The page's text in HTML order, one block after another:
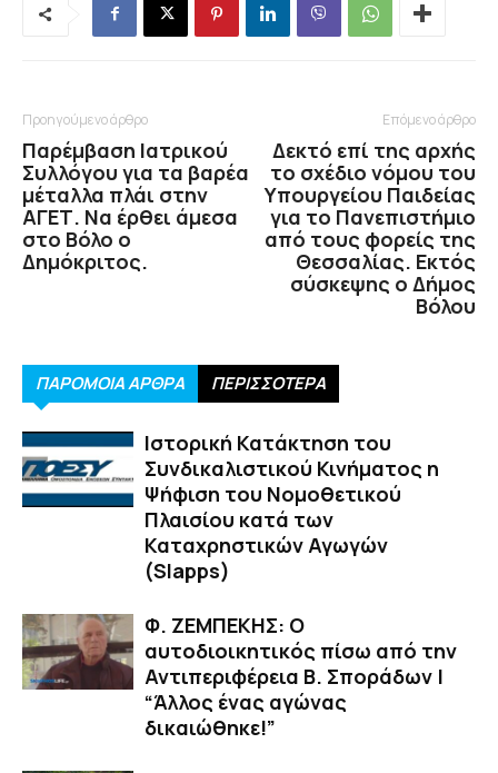
Προηγούμενο άρθρο
Παρέμβαση Ιατρικού
Συλλόγου για τα βαρέα
μέταλλα πλάι στην
ΑΓΕΤ. Να έρθει άμεσα
στο Βόλο ο
Δημόκριτος.
Επόμενο άρθρο
Δεκτό επί της αρχής
το σχέδιο νόμου του
Υπουργείου Παιδείας
για το Πανεπιστήμιο
από τους φορείς της
Θεσσαλίας. Εκτός
σύσκεψης ο Δήμος
Βόλου
ΠΑΡΟΜΟΙΑ ΑΡΘΡΑ ΠΕΡΙΣΣΟΤΕΡΑ
Ιστορική Κατάκτηση του
Συνδικαλιστικού Κινήματος η
Ψήφιση του Νομοθετικού
Πλαισίου κατά των
Καταχρηστικών Αγωγών
(Slapps)
Φ. ΖΕΜΠΕΚΗΣ: Ο
αυτοδιοικητικός πίσω από την
Αντιπεριφέρεια Β. Σποράδων |
“Άλλος ένας αγώνας
δικαιώθηκε!”